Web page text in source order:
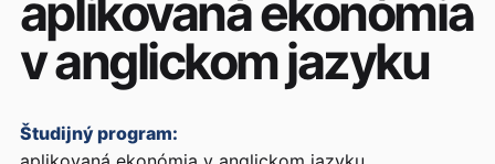
aplikovaná ekonómia
v anglickom jazyku
Študijný program: